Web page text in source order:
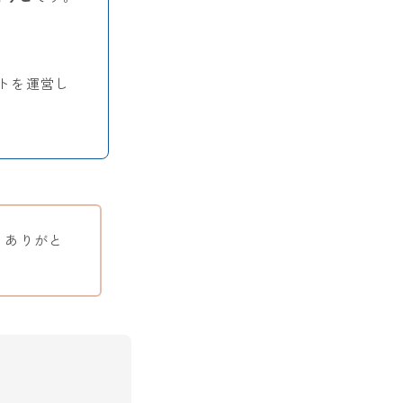
を運営し
りがと